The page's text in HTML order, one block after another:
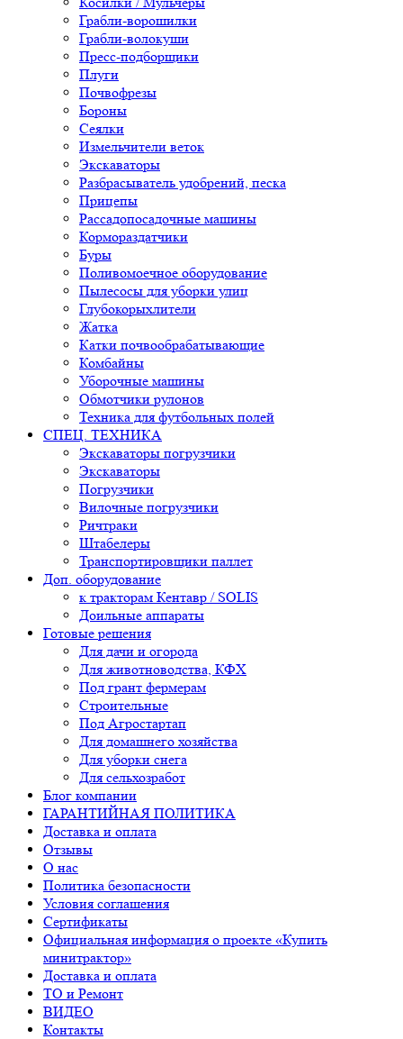
Грабли-ворошилки
Грабли-волокуши
Пресс-подборщики
Плуги
Почвофрезы
Бороны
Сеялки
Измельчители веток
Экскаваторы
Разбрасыватель удобрений, песка
Прицепы
Рассадопосадочные машины
Кормораздатчики
Буры
Поливомоечное оборудование
Пылесосы для уборки улиц
Глубокорыхлители
Жатка
Катки почвообрабатывающие
Комбайны
Уборочные машины
Обмотчики рулонов
Техника для футбольных полей
СПЕЦ. ТЕХНИКА
Экскаваторы погрузчики
Экскаваторы
Погрузчики
Вилочные погрузчики
Ричтраки
Штабелеры
Транспортировщики паллет
Доп. оборудование
к тракторам Кентавр / SOLIS
Доильные аппараты
Готовые решения
Для дачи и огорода
Для животноводства, КФХ
Под грант фермерам
Строительные
Под Агростартап
Для домашнего хозяйства
Для уборки снега
Для сельхозработ
Блог компании
ГАРАНТИЙНАЯ ПОЛИТИКА
Доставка и оплата
Отзывы
О нас
Политика безопасности
Условия соглашения
Сертификаты
Официальная информация о проекте «Купить
минитрактор»
Доставка и оплата
ТО и Ремонт
ВИДЕО
Контакты